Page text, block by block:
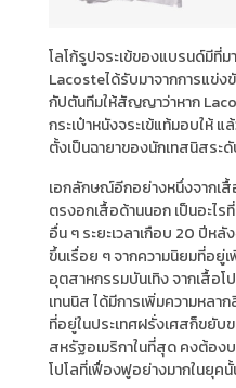
โลโก้รูปจระเข้ของแบรนด์มีที่
Lacosteได้รับมาจากการแข่ง
กัปตันทีมให้สัญญาว่าหาก
กระเป๋าหนังจระเข้แท้มอบให้
ตั้งเป็นฉายาของนักเทสนิสระ
เอกลักษณ์อีกอย่างหนึ่งจากเสื้
ตรงอกเสื้อด้านนอก เป็นอะไ
อื่น ๆ ระยะเวลาเกือบ 20 ปีห
ขึ้นเรื่อย ๆ จากความนิยมที่อยู่
อุตสาหกรรมบันเทิง จากเสื้อ
เทนนิส ได้มีการเพิ่มความหลา
ที่อยู่ในประเทศฝรั่งเศสก็ขยับ
สหรัฐอเมริกาในที่สุด คงต้อง
โปโลที่เฟื่องฟูอย่างมากในยุค